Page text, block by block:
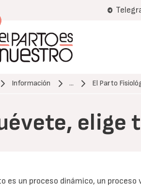
navegación
Información ... El Parto
elige
es un proceso dinámico, un proceso